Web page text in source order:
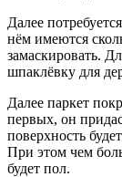
Далее
нём имеются
замаскировать.
шпаклёвку для
Далее паркет
первых, он
поверхность
При этом чем
будет пол.